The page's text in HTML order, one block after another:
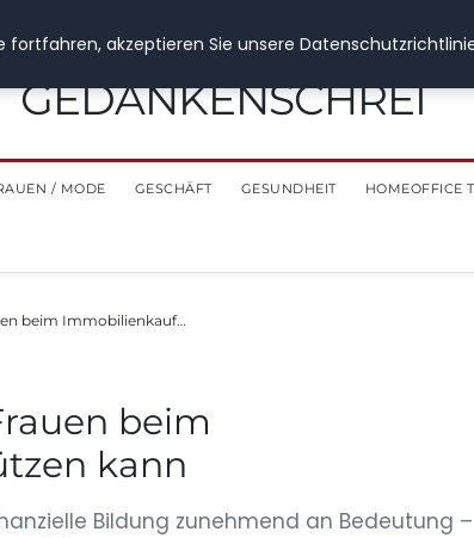
GEDANKENSCHREI
/ MODE GESCHÄFT GESUNDHEIT HOMEOFFICE
beim Immobilienkauf…
beim
kann
Bildung zunehmend an Bedeutung –
fortfahren, akzeptieren Sie unsere